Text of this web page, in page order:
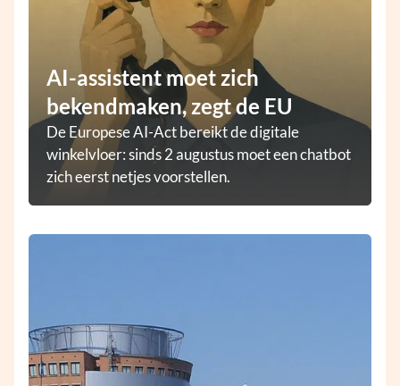
AI-assistent moet zich
bekendmaken, zegt de EU
De Europese AI-Act bereikt de digitale
winkelvloer: sinds 2 augustus moet een chatbot
zich eerst netjes voorstellen.